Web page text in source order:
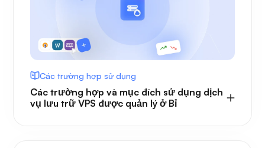
Các trường hợp sử dụng
Các trường hợp và mục đích sử dụng dịch
vụ lưu trữ VPS được quản lý ở Bỉ